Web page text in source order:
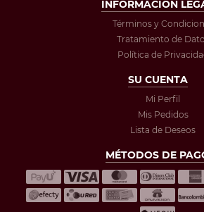
INFORMACIÓN
Términos y
Tratamiento de
Política de
SU CUENTA
Mi Perfil
Mis Pedidos
Lista de Deseos
MÉTODOS DE